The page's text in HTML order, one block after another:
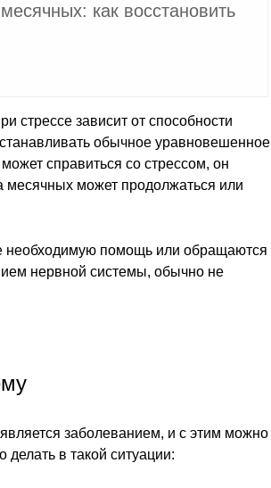
как восстановить
стрессе зависит от способности
обычное уравновешенное
справиться со стрессом, он
месячных может продолжаться или
помощь или обращаются
нервной системы, обычно не
заболеванием, и с этим можно
делать в такой ситуации: